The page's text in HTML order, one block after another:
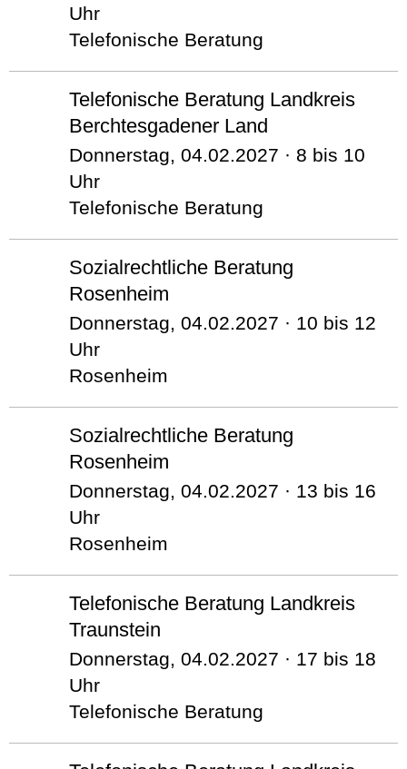
Uhr
Telefonische Beratung
Telefonische Beratung Landkreis
Berchtesgadener Land
Donnerstag, 04.02.2027 · 8 bis 10
Uhr
Telefonische Beratung
Sozialrechtliche Beratung
Rosenheim
Donnerstag, 04.02.2027 · 10 bis 12
Uhr
Rosenheim
Sozialrechtliche Beratung
Rosenheim
Donnerstag, 04.02.2027 · 13 bis 16
Uhr
Rosenheim
Telefonische Beratung Landkreis
Traunstein
Donnerstag, 04.02.2027 · 17 bis 18
Uhr
Telefonische Beratung